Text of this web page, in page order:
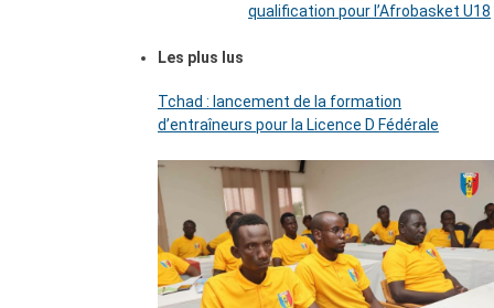
qualification pour l’Afrobasket U18
Les plus lus
Tchad : lancement de la formation
d’entraîneurs pour la Licence D Fédérale